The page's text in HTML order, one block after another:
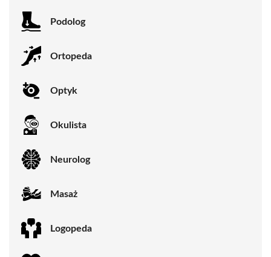
Podolog
Ortopeda
Optyk
Okulista
Neurolog
Masaż
Logopeda